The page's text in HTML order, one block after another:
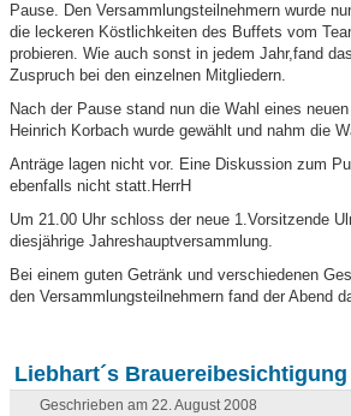
Pause. Den Versammlungsteilnehmern wurde
die leckeren Köstlichkeiten des Buffets vom
probieren. Wie auch sonst in jedem Jahr,fand
Zuspruch bei den einzelnen Mitgliedern.
Nach der Pause stand nun die Wahl eines
Heinrich Korbach wurde gewählt und nahm die
Anträge lagen nicht vor. Eine Diskussion zum
ebenfalls nicht statt.HerrH
Um 21.00 Uhr schloss der neue 1.Vorsitzende
diesjährige Jahreshauptversammlung.
Bei einem guten Getränk und verschiedenen
den Versammlungsteilnehmern fand der Abend
Liebhart´s Brauereibesichtigung
Geschrieben am 22. August 2008